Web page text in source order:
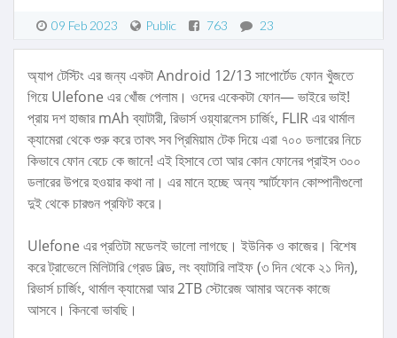
09 Feb 2023 Public 763 23
অ্যাপ টেস্টিং এর জন্য একটা Android 12/13 সাপোর্টেড ফোন খুঁজতে
গিয়ে Ulefone এর খোঁজ পেলাম। ওদের একেকটা ফোন— ভাইরে ভাই!
প্রায় দশ হাজার mAh ব্যাটারী, রিভার্স ওয়্যারলেস চার্জিং, FLIR এর থার্মাল
ক্যামেরা থেকে শুরু করে তাবৎ সব প্রিমিয়াম টেক দিয়ে এরা ৭০০ ডলারের নিচে
কিভাবে ফোন বেচে কে জানে! এই হিসাবে তো আর কোন ফোনের প্রাইস ৩০০
ডলারের উপরে হওয়ার কথা না। এর মানে হচ্ছে অন্য স্মার্টফোন কোম্পানীগুলো
দুই থেকে চারগুন প্রফিট করে।
Ulefone এর প্রতিটা মডেলই ভালো লাগছে। ইউনিক ও কাজের। বিশেষ
করে ট্রাভেলে মিলিটারি গ্রেড বিল্ড, লং ব্যাটারি লাইফ (৩ দিন থেকে ২১ দিন),
রিভার্স চার্জিং, থার্মাল ক্যামেরা আর 2TB স্টোরেজ আমার অনেক কাজে
আসবে। কিনবো ভাবছি।